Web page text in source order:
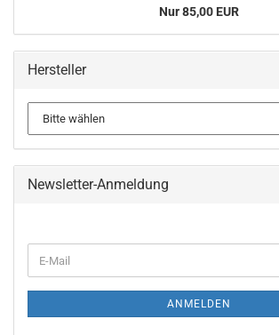
Nur 85,00 EUR
Hersteller
Newsletter-Anmeldung
ZUR
E-
Mail
ANMELDEN